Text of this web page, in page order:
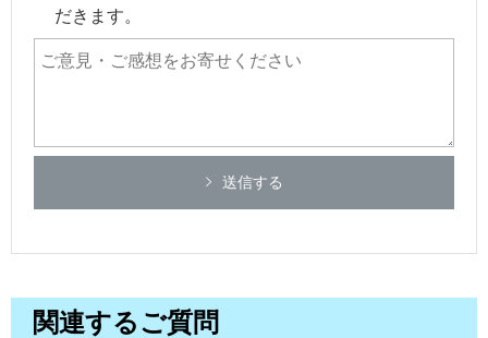
だきます。
送信する
関連するご質問